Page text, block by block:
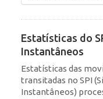
Estatísticas do
Instantâneos
Estatísticas das
transitadas no SPI
Instantâneos)